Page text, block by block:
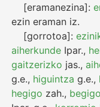
[eramanezina]:
ezin eraman iz.
[gorrotoa]:
aiherkunde Ipar.,
gaitzerizko jas.,
g.e., higuintza g.e.,
hegigo zah.,